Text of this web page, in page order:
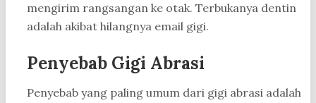
mengirim rangsangan ke otak. Terbukanya dentin
adalah akibat hilangnya email gigi.
Penyebab Gigi Abrasi
Penyebab yang paling umum dari gigi abrasi adalah